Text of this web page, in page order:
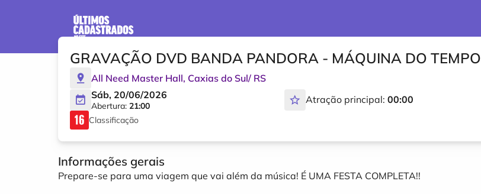
GRAVAÇÃO DVD BANDA PANDORA - MÁQUINA DO TEMPO
All Need Master Hall, Caxias do Sul/ RS
Sáb, 20/06/2026
Abertura: 21:00
Atração principal: 00:00
Classificação
Informações gerais
Prepare-se para uma viagem que vai além da música! É UMA FESTA COMPLETA!!